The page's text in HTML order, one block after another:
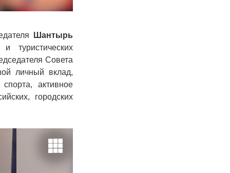
Шантырь
туристических
Совета
личный вклад,
активное
городских